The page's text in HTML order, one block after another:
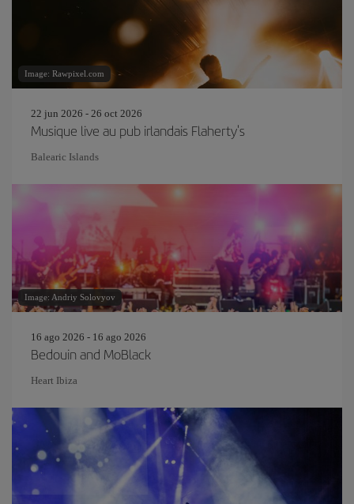
Image: Rawpixel.com
22 jun 2026 - 26 oct 2026
Musique live au pub irlandais Flaherty's
Balearic Islands
Image: Andriy Solovyov
16 ago 2026 - 16 ago 2026
Bedouin and MoBlack
Heart Ibiza